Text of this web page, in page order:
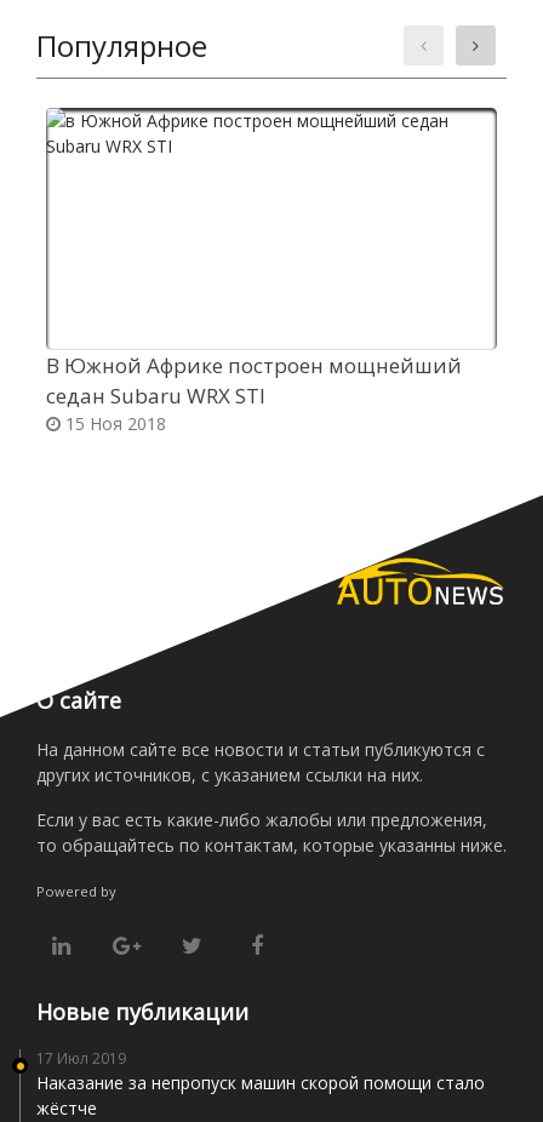
Популярное
В Южной Африке построен мощнейший
седан Subaru WRX STI
15 Ноя 2018
О сайте
На данном сайте все новости и статьи публикуются с
других источников, с указанием ссылки на них.
Если у вас есть какие-либо жалобы или предложения,
то обращайтесь по контактам, которые указанны ниже.
Powered by
Новые публикации
17 Июл 2019
Наказание за непропуск машин скорой помощи стало
жёстче